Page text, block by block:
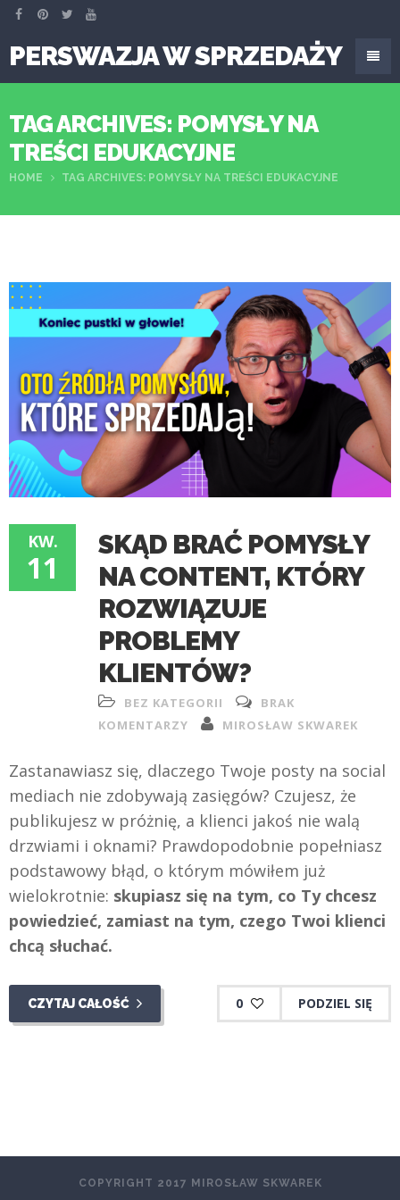
PERSWAZJA W SPRZEDAŻY
TAG ARCHIVES: POMYSŁY NA
TREŚCI EDUKACYJNE
HOME TAG ARCHIVES: POMYSŁY NA TREŚCI EDUKACYJNE
KW.
11
SKĄD BRAĆ POMYSŁY
NA CONTENT, KTÓRY
ROZWIĄZUJE
PROBLEMY
KLIENTÓW?
BEZ KATEGORII
BRAK
KOMENTARZY
MIROSŁAW SKWAREK
Zastanawiasz się, dlaczego Twoje posty na social
mediach nie zdobywają zasięgów? Czujesz, że
publikujesz w próżnię, a klienci jakoś nie walą
drzwiami i oknami? Prawdopodobnie popełniasz
podstawowy błąd, o którym mówiłem już
wielokrotnie: skupiasz się na tym, co Ty chcesz
powiedzieć, zamiast na tym, czego Twoi klienci
chcą słuchać.
CZYTAJ CAŁOŚĆ 0 PODZIEL SIĘ
COPYRIGHT 2017 MIROSŁAW SKWAREK